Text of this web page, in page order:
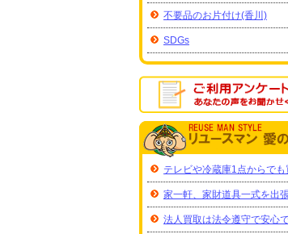
不要品のお片付け(香川)
SDGs
テレビや冷蔵庫1点からでも
家一軒、家財道具一式を出
法人買取は法令遵守で安心